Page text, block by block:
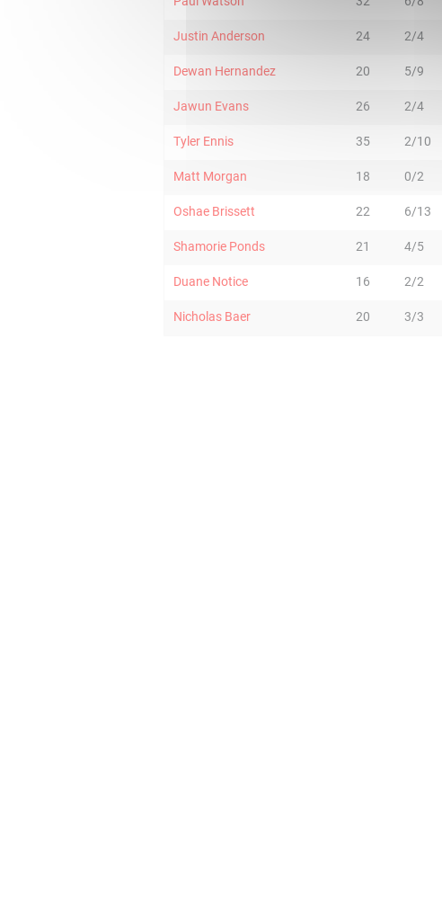
Justin Anderson 24 2/4
Dewan Hernandez 20 5/9
Jawun Evans 26 2/4
Tyler Ennis 35 2/10
Matt Morgan 18 0/2
Oshae Brissett 22 6/13
Shamorie Ponds 21 4/5
Duane Notice 16 2/2
Nicholas Baer 20 3/3